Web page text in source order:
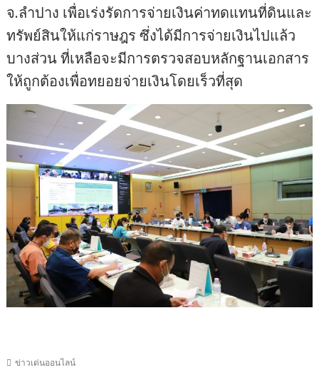
จ.ลำปาง เพื่อเร่งรัดการจ่ายเงินค่าทดแทนที่ดินและ
ทรัพย์สินให้แก่ราษฎร ซึ่งได้มีการจ่ายเงินไปแล้ว
บางส่วน ที่เหลือจะมีการตรวจสอบหลักฐานเอกสาร
ให้ถูกต้องเพื่อทยอยจ่ายเงินโดยเร็วที่สุด
ข่าวเด่นออนไลน์